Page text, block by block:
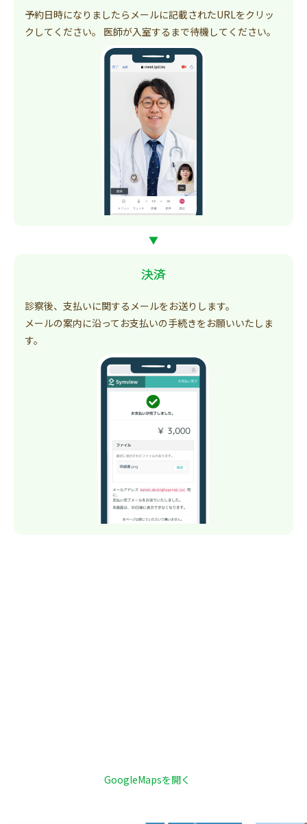
予約日時になりましたらメールに記載されたURLをクリッ
クしてください。 医師が入室するまで待機してください。
▼
決済
診察後、支払いに関するメールをお送りします。
メールの案内に沿ってお支払いの手続きをお願いいたしま
す。
GoogleMapsを開く